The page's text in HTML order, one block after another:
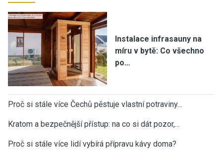
Instalace infrasauny na
míru v bytě: Co všechno
po…
Proč si stále více Čechů pěstuje vlastní potraviny…
Kratom a bezpečnější přístup: na co si dát pozor,…
Proč si stále více lidí vybírá přípravu kávy doma?